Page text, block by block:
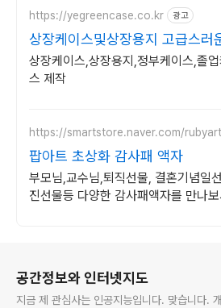
https://yegreencase.co.kr 광고
상장케이스및상장용지 고급스러
별화된 디자인
상장케이스,상장용지,정부케이스,졸업
스 제작
https://smartstore.naver.com/rubyart
팝아트 초상화 감사패 액자
부모님,교수님,퇴직선물, 결혼기념일
진선물등 다양한 감사패액자를 만나
공간정보와 인터넷지도
지금 제 관심사는 인공지능입니다. 맞습니다.